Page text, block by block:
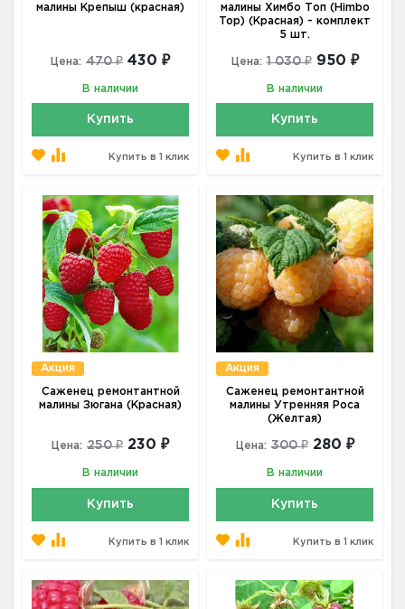
малины Крепыш (красная)
Цена: 470 ₽ 430 ₽
В наличии
Купить
Купить в 1 клик
малины Химбо Топ (Himbo
Top) (Красная) - комплект
5 шт.
Цена: 1 030 ₽ 950 ₽
В наличии
Купить
Купить в 1 клик
Акция
Саженец ремонтантной
малины Зюгана (Красная)
Цена: 250 ₽ 230 ₽
В наличии
Купить
Купить в 1 клик
Акция
Саженец ремонтантной
малины Утренняя Роса
(Желтая)
Цена: 300 ₽ 280 ₽
В наличии
Купить
Купить в 1 клик